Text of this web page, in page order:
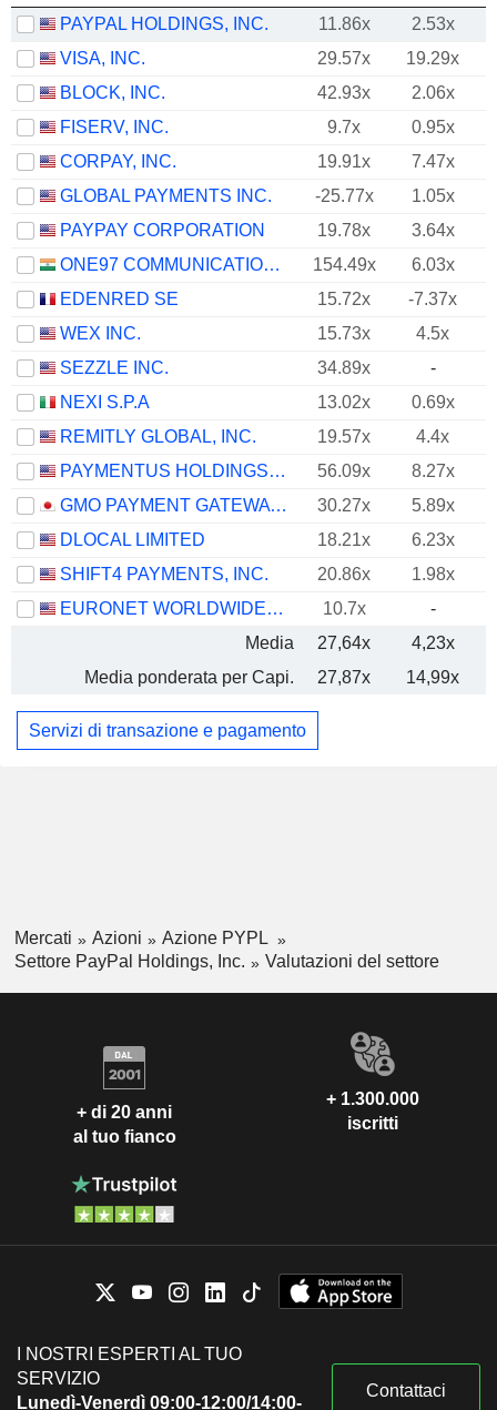
PAYPAL HOLDINGS, INC. 11.86x
2.53x
VISA, INC.
29.57x
19.29x
BLOCK, INC.
42.93x
2.06x
FISERV, INC.
9.7x
0.95x
CORPAY, INC.
19.91x
7.47x
GLOBAL PAYMENTS INC.
-25.77x
1.05x
PAYPAY CORPORATION
19.78x
3.64x
ONE97 COMMUNICATIONS LIMITED
154.49x
6.03x
EDENRED SE
15.72x
-7.37x
WEX INC.
15.73x
4.5x
SEZZLE INC.
34.89x
-
NEXI S.P.A
13.02x
0.69x
REMITLY GLOBAL, INC.
19.57x
4.4x
PAYMENTUS HOLDINGS, INC.
56.09x
8.27x
GMO PAYMENT GATEWAY, INC.
30.27x
5.89x
DLOCAL LIMITED
18.21x
6.23x
SHIFT4 PAYMENTS, INC.
20.86x
1.98x
EURONET WORLDWIDE, INC.
10.7x -
Media
27,64x
4,23x
Media ponderata per Capi.
27,87x 14,99x
Servizi di transazione e pagamento
Mercati Azioni
Azione PYPL
Settore PayPal Holdings, Inc.
Valutazioni del settore
+ di 20 anni
al tuo fianco
+ 1.300.000
iscritti
I NOSTRI ESPERTI AL TUO
SERVIZIO
Lunedì-Venerdì 09:00-12:00/14:00-
Contattaci